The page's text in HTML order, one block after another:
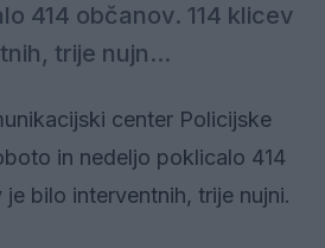
414 občanov. 114 klicev
trije nujn...
center Policijske
in nedeljo poklicalo 414
je bilo interventnih, trije nujni.